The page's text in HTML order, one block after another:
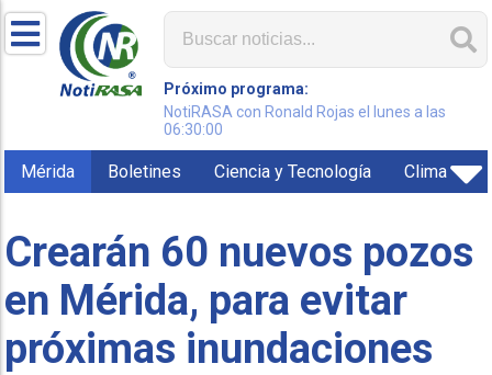
Próximo programa:
NotiRASA con Ronald Rojas el lunes a las
06:30:00
Mérida Boletines Ciencia y Tecnología Clima
Crearán 60 nuevos pozos
en Mérida, para evitar
próximas inundaciones